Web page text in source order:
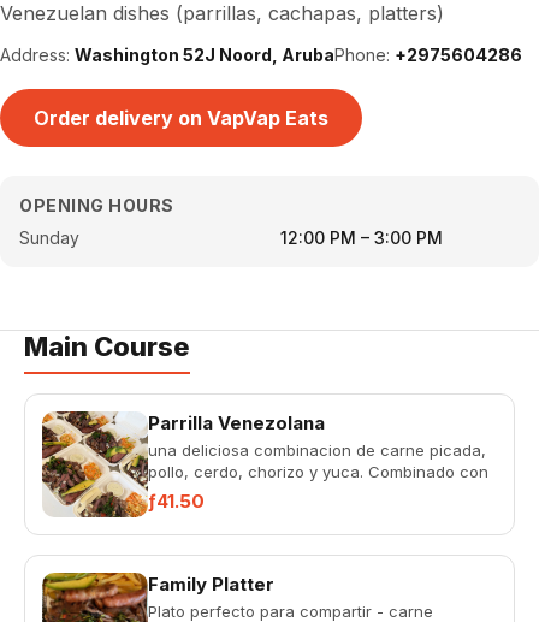
Venezuelan dishes (parrillas, cachapas, platters)
Address: Washington 52J Noord, ArubaPhone: +2975604286
Order delivery on VapVap Eats
OPENING HOURS
Sunday
12:00 PM – 3:00 PM
Main Course
Parrilla Venezolana
una deliciosa combinacion de carne picada,
pollo, cerdo, chorizo y yuca. Combinado con
ensalada, aguacate, que...
ƒ41.50
Family Platter
Plato perfecto para compartir - carne